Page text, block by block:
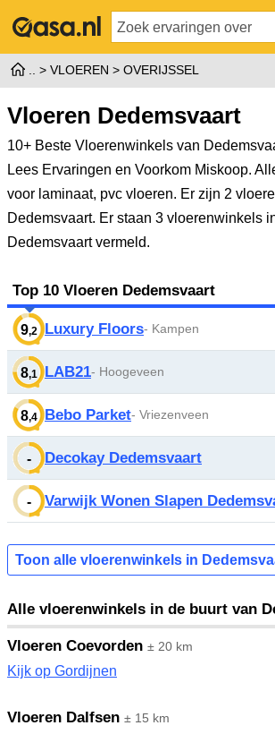
VLOEREN OVERIJSSEL
Vloeren Dedemsvaart
10+ Beste Vloerenwinkels van
Lees Ervaringen en Voorkom Miskoop.
voor laminaat, pvc vloeren. Er zijn 2
Dedemsvaart. Er staan 3 vloerenwinkels
Dedemsvaart vermeld.
Top 10 Vloeren Dedemsvaart
9,2 Luxury Floors- Kampen
8,1 LAB21- Hoogeveen
8,4 Bebo Parket- Vriezenveen
- Decokay Dedemsvaart
- Varwijk Wonen Slapen
Toon alle vloerenwinkels in
Alle vloerenwinkels in de buurt van
Vloeren Coevorden ± 20 km
Kijk op Gordijnen
Vloeren Dalfsen ± 15 km